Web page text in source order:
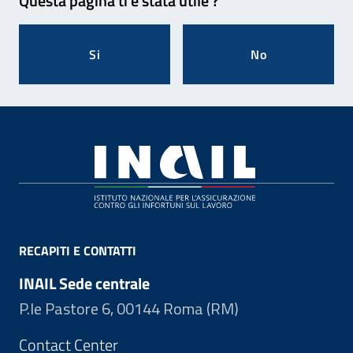
Si No
RECAPITI E CONTATTI
INAIL Sede centrale
P.le Pastore 6, 00144 Roma (RM)
Contact Center